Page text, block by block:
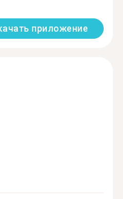
приложение